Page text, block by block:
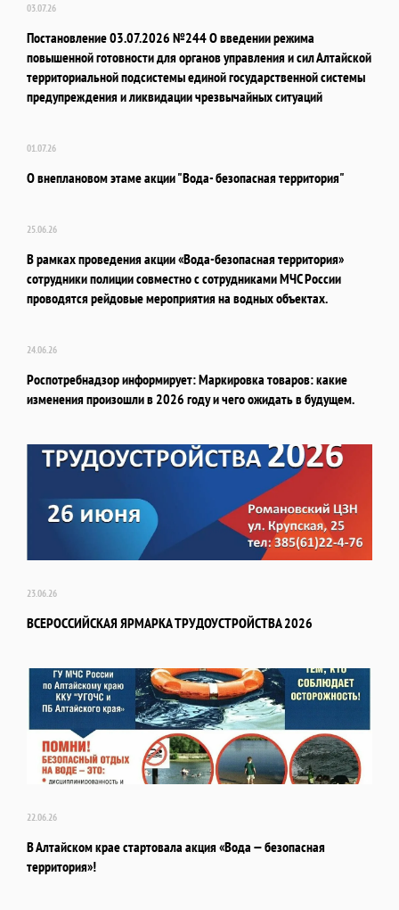
03.07.26
Постановление 03.07.2026 №244 О введении режима
повышенной готовности для органов управления и сил Алтайской
территориальной подсистемы единой государственной системы
предупреждения и ликвидации чрезвычайных ситуаций
01.07.26
О внеплановом этаме акции "Вода- безопасная территория"
25.06.26
В рамках проведения акции «Вода-безопасная территория»
сотрудники полиции совместно с сотрудниками МЧС России
проводятся рейдовые мероприятия на водных объектах.
24.06.26
Роспотребнадзор информирует: Маркировка товаров: какие
изменения произошли в 2026 году и чего ожидать в будущем.
23.06.26
ВСЕРОССИЙСКАЯ ЯРМАРКА ТРУДОУСТРОЙСТВА 2026
22.06.26
В Алтайском крае стартовала акция «Вода — безопасная
территория»!